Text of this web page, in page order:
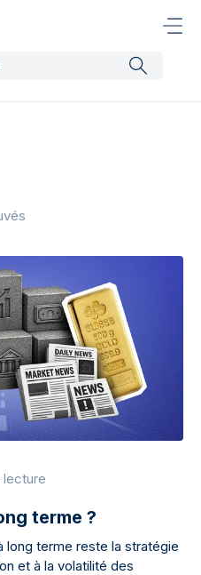
lecture
terme ?
long terme reste la stratégie
et à la volatilité des